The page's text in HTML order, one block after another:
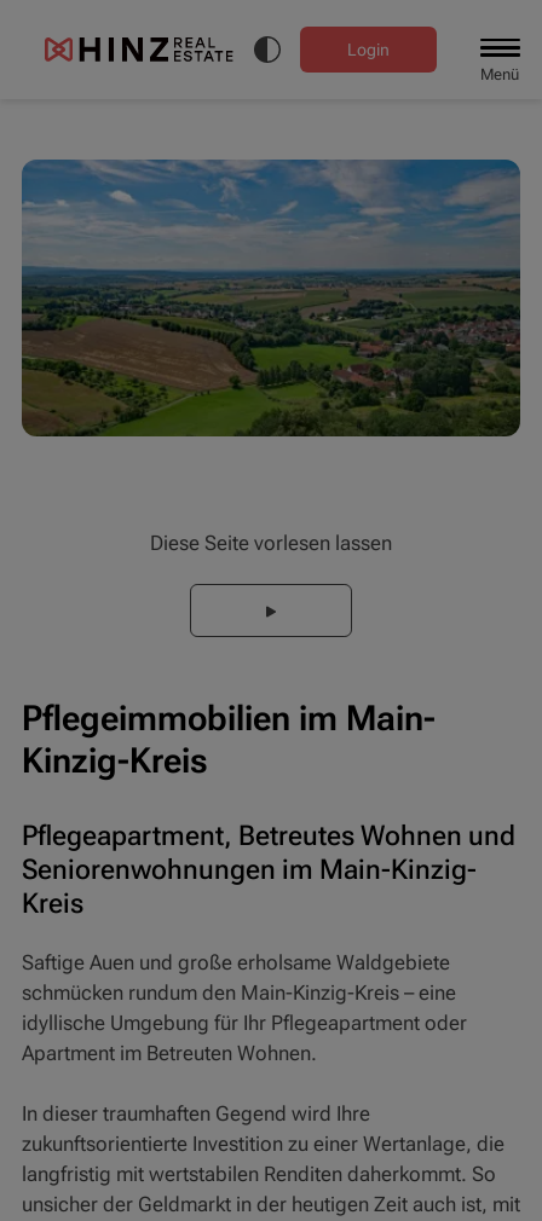
Menü
Login
Diese Seite vorlesen lassen
Pflegeimmobilien im Main-
Kinzig-Kreis
Pflegeapartment, Betreutes Wohnen und
Seniorenwohnungen im Main-Kinzig-
Kreis
Saftige Auen und große erholsame Waldgebiete
schmücken rundum den Main-Kinzig-Kreis – eine
idyllische Umgebung für Ihr Pflegeapartment oder
Apartment im Betreuten Wohnen.
In dieser traumhaften Gegend wird Ihre
zukunftsorientierte Investition zu einer Wertanlage, die
langfristig mit wertstabilen Renditen daherkommt. So
unsicher der Geldmarkt in der heutigen Zeit auch ist, mit